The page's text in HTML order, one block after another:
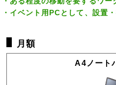
イベント用PCとして、設置
月額
A4ノート